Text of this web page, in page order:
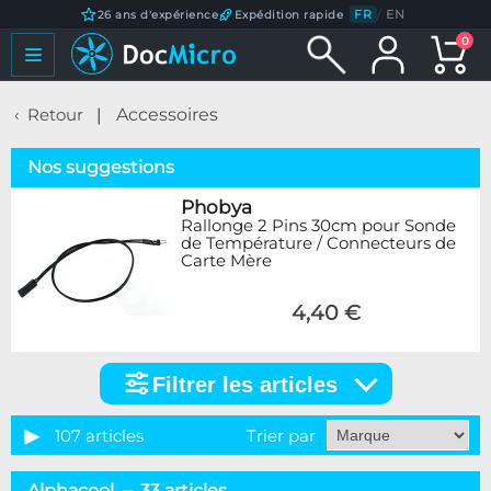
26 ans d'expérience Expédition rapide FR / EN
0
Retour Accessoires
Nos suggestions
Phobya
Rallonge 2 Pins 30cm pour Sonde
de Température / Connecteurs de
Carte Mère
4,40 €
articles
Catégorie
Filtrer les articles
107 articles Trier par